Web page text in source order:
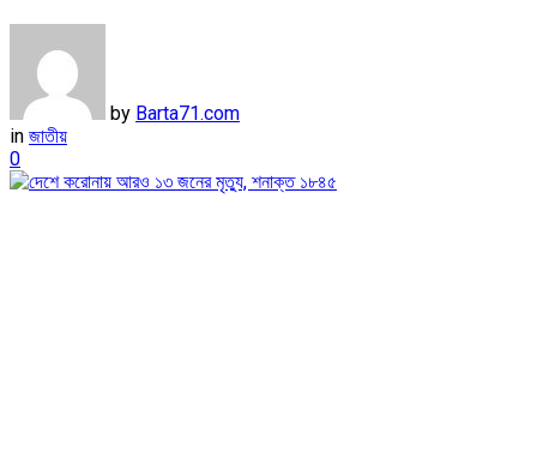
by Barta71.com
in জাতীয়
0